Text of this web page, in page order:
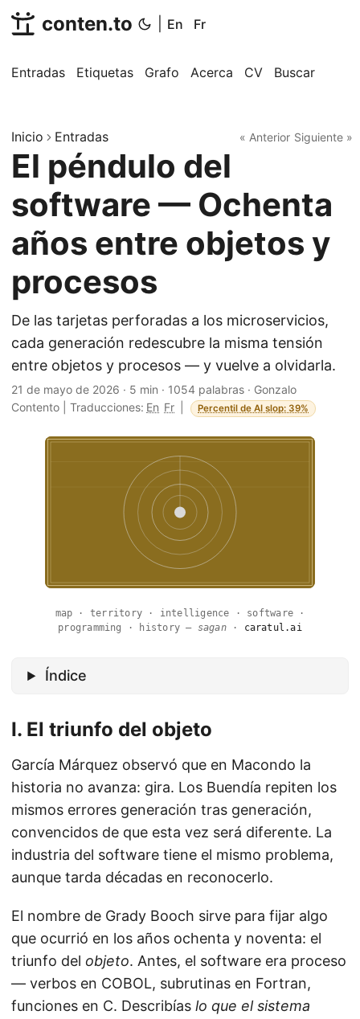
conten.to En Fr
Entradas Etiquetas Grafo Acerca CV Buscar
Inicio Entradas « Anterior Siguiente »
El péndulo del
software — Ochenta
años entre objetos y
procesos
De las tarjetas perforadas a los microservicios,
cada generación redescubre la misma tensión
entre objetos y procesos — y vuelve a olvidarla.
21 de mayo de 2026 · 5 min · 1054 palabras · Gonzalo
Contento
Traducciones: En Fr Percentil de AI slop: 39%
map · territory · intelligence · software ·
programming · history — sagan· caratul.ai
Índice
I. El triunfo del objeto
García Márquez observó que en Macondo la
historia no avanza: gira. Los Buendía repiten los
mismos errores generación tras generación,
convencidos de que esta vez será diferente. La
industria del software tiene el mismo problema,
aunque tarda décadas en reconocerlo.
El nombre de Grady Booch sirve para fijar algo
que ocurrió en los años ochenta y noventa: el
triunfo del objeto. Antes, el software era proceso
— verbos en COBOL, subrutinas en Fortran,
funciones en C. Describías lo que el sistema